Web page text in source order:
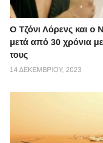
Ο Τζόνι Λόρενς και ο
μετά από 30 χρόνια
τους
14 ΔΕΚΕΜΒΡΊΟΥ, 2023